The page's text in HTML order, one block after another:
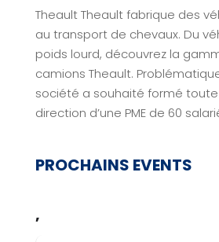
Theault Theault fabrique des
au transport de chevaux. Du
poids lourd, découvrez la
camions Theault.
société a souhaité formé
direction d’une PME de 60
PROCHAINS EVENTS
,